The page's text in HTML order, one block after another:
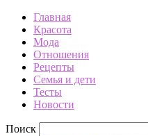
Главная
Красота
Мода
Отношения
Рецепты
Семья и дети
Тесты
Новости
Поиск